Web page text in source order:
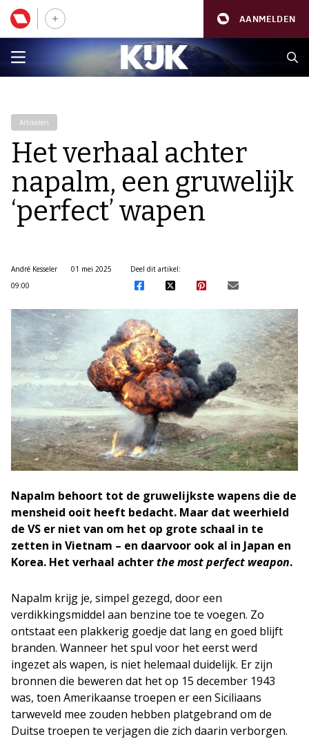
AANMELDEN
Artikelen
Het verhaal achter
napalm, een gruwelijk
‘perfect’ wapen
André Kesseler
01 mei 2025
09:00
Deel dit artikel:
Napalm behoort tot de gruwelijkste wapens die de
mensheid ooit heeft bedacht. Maar dat weerhield
de VS er niet van om het op grote schaal in te
zetten in Vietnam – en daarvoor ook al in Japan en
Korea. Het verhaal achterthe most perfect weapon.
Napalm krijg je, simpel gezegd, door een
verdikkingsmiddel aan benzine toe te voegen. Zo
ontstaat een plakkerig goedje dat lang en goed blijft
branden. Wanneer het spul voor het eerst werd
ingezet als wapen, is niet helemaal duidelijk. Er zijn
bronnen die beweren dat het op 15 december 1943
was, toen Amerikaanse troepen er een Siciliaans
tarweveld mee zouden hebben platgebrand om de
Duitse troepen te verjagen die zich daarin verborgen.